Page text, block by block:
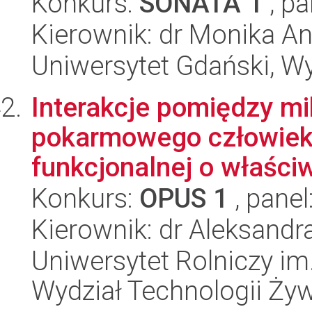
Kierownik: dr Monika
Uniwersytet Gdański,
Interakcje pomiędzy
pokarmowego
funkcjonalnej o
Konkurs: OPUS 1 ,
Kierownik: dr
Uniwersytet Rolniczy
Wydział Technologii